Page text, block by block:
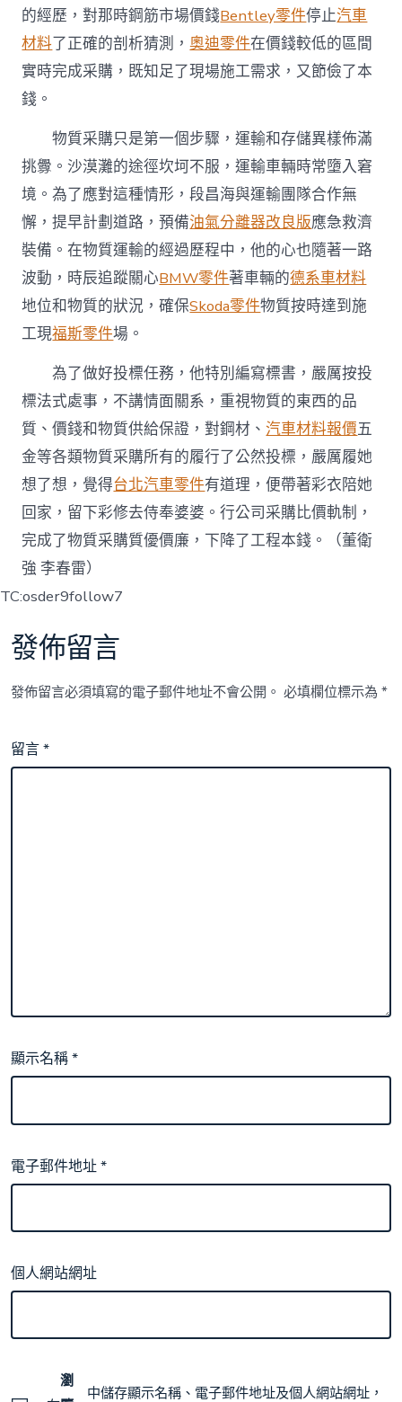
的經歷，對那時鋼筋市場價錢Bentley零件停止汽車
材料了正確的剖析猜測，奧迪零件在價錢較低的區間
實時完成采購，既知足了現場施工需求，又節儉了本
錢。
物質采購只是第一個步驟，運輸和存儲異樣佈滿
挑釁。沙漠灘的途徑坎坷不服，運輸車輛時常墮入窘
境。為了應對這種情形，段昌海與運輸團隊合作無
懈，提早計劃道路，預備油氣分離器改良版應急救濟
裝備。在物質運輸的經過歷程中，他的心也隨著一路
波動，時辰追蹤關心BMW零件著車輛的德系車材料
地位和物質的狀況，確保Skoda零件物質按時達到施
工現福斯零件場。
為了做好投標任務，他特別編寫標書，嚴厲按投
標法式處事，不講情面關系，重視物質的東西的品
質、價錢和物質供給保證，對鋼材、汽車材料報價五
金等各類物質采購所有的履行了公然投標，嚴厲履她
想了想，覺得台北汽車零件有道理，便帶著彩衣陪她
回家，留下彩修去侍奉婆婆。行公司采購比價軌制，
完成了物質采購質優價廉，下降了工程本錢。（董衛
強 李春雷）
TC:osder9follow7
發佈留言
發佈留言必須填寫的電子郵件地址不會公開。 必填欄位標示為*
留言*
顯示名稱*
電子郵件地址*
個人網站網址
瀏
中儲存顯示名稱、電子郵件地址及個人網站網址，